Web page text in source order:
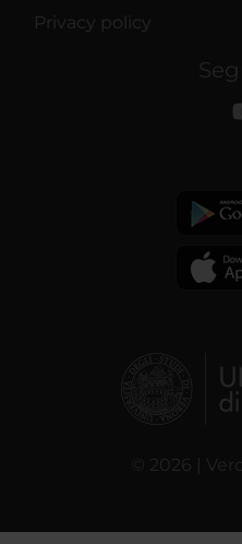
Privacy policy
© 2026 |